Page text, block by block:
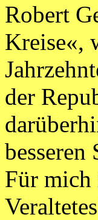
Robert
Kreise«,
der
besseren
Für mich